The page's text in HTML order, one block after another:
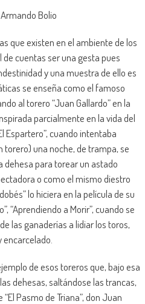
Bolio
que existen en el ambiente de los
cuentas ser una gesta pues
y una muestra de ello es
se enseña como el famoso
al torero “Juan Gallardo” en la
parcialmente en la vida del
Espartero”, cuando intentaba
torero) una noche, de trampa, se
dehesa para torear un astado
o como el mismo diestro
lo hiciera en la película de su
“Aprendiendo a Morir”, cuando se
las ganaderías a lidiar los toros,
de esos toreros que, bajo esa
dehesas, saltándose las trancas,
Pasmo de Triana”, don Juan